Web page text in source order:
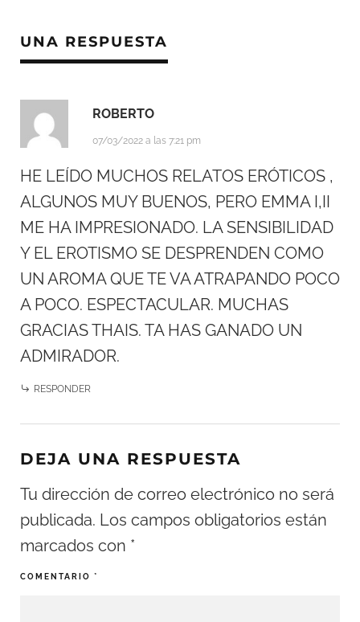
UNA RESPUESTA
ROBERTO
07/03/2022 a las 7:21 pm
HE LEÍDO MUCHOS RELATOS ERÓTICOS ,
ALGUNOS MUY BUENOS, PERO EMMA I,II
ME HA IMPRESIONADO. LA SENSIBILIDAD
Y EL EROTISMO SE DESPRENDEN COMO
UN AROMA QUE TE VA ATRAPANDO POCO
A POCO. ESPECTACULAR. MUCHAS
GRACIAS THAIS. TA HAS GANADO UN
ADMIRADOR.
RESPONDER
DEJA UNA RESPUESTA
Tu dirección de correo electrónico no será
publicada. Los campos obligatorios están
marcados con *
COMENTARIO *